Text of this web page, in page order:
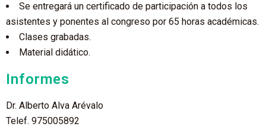
Se entregará un certificado de participación a todos los
asistentes y ponentes al congreso por 65 horas académicas.
Clases grabadas.
Material didático.
Informes
Dr. Alberto Alva Arévalo
Telef. 975005892